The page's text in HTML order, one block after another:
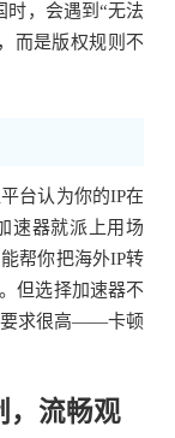
时，会遇到“无法
而是版权规则不
台认为你的IP在
速器就派上用场
帮你把海外IP转
但选择加速器不
要求很高——卡顿
，流畅观